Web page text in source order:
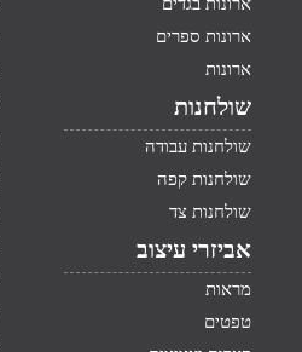
ארונות בגדים
ארונות ספרים
ארונות
שולחנות
שולחנות עבודה
שולחנות קפה
שולחנות צד
אביזרי עיצוב
מראות
טפטים